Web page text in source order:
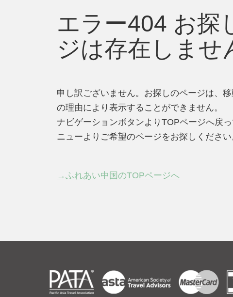
エラー404 お探
ジは存在しませ
申し訳ございません。お探しのページは、
の理由により表示することができません。
ナビゲーションボタンよりTOPページへ戻
ニューよりご希望のページをお探しください
→ふれあい中国のTOPページへ